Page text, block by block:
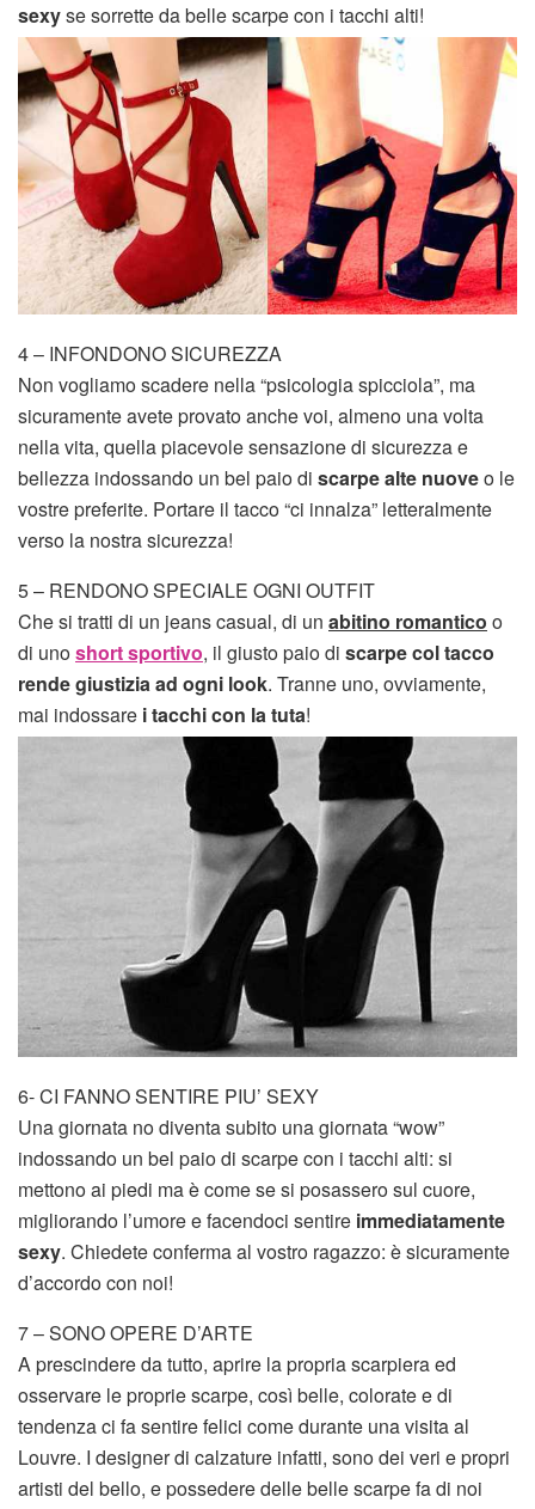
sexyse sorrette da belle scarpe con i tacchi alti!
4 – INFONDONO SICUREZZA
Non vogliamo scadere nella “psicologia spicciola”, ma
sicuramente avete provato anche voi, almeno una volta
nella vita, quella piacevole sensazione di sicurezza e
bellezza indossando un bel paio di scarpe alte nuoveo le
vostre preferite. Portare il tacco “ci innalza” letteralmente
verso la nostra sicurezza!
5 – RENDONO SPECIALE OGNI OUTFIT
Che si tratti di un jeans casual, di un abitino romantico o
di unoshort sportivo, il giusto paio di scarpe col tacco
rende giustizia ad ogni look. Tranne uno, ovviamente,
mai indossare i tacchi con la tuta!
6- CI FANNO SENTIRE PIU’ SEXY
Una giornata no diventa subito una giornata “wow”
indossando un bel paio di scarpe con i tacchi alti: si
mettono ai piedi ma è come se si posassero sul cuore,
migliorando l’umore e facendoci sentire immediatamente
sexy. Chiedete conferma al vostro ragazzo: è sicuramente
d’accordo con noi!
7 – SONO OPERE D’ARTE
A prescindere da tutto, aprire la propria scarpiera ed
osservare le proprie scarpe, così belle, colorate e di
tendenza ci fa sentire felici come durante una visita al
Louvre. I designer di calzature infatti, sono dei veri e propri
artisti del bello, e possedere delle belle scarpe fa di noi